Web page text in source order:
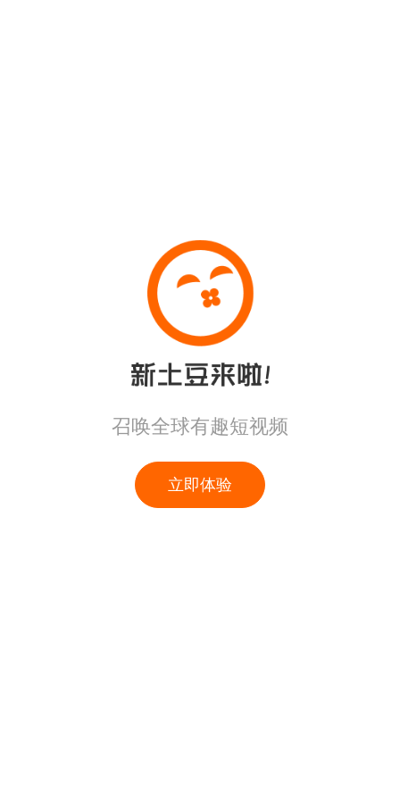
召唤全球有趣短视频
立即体验